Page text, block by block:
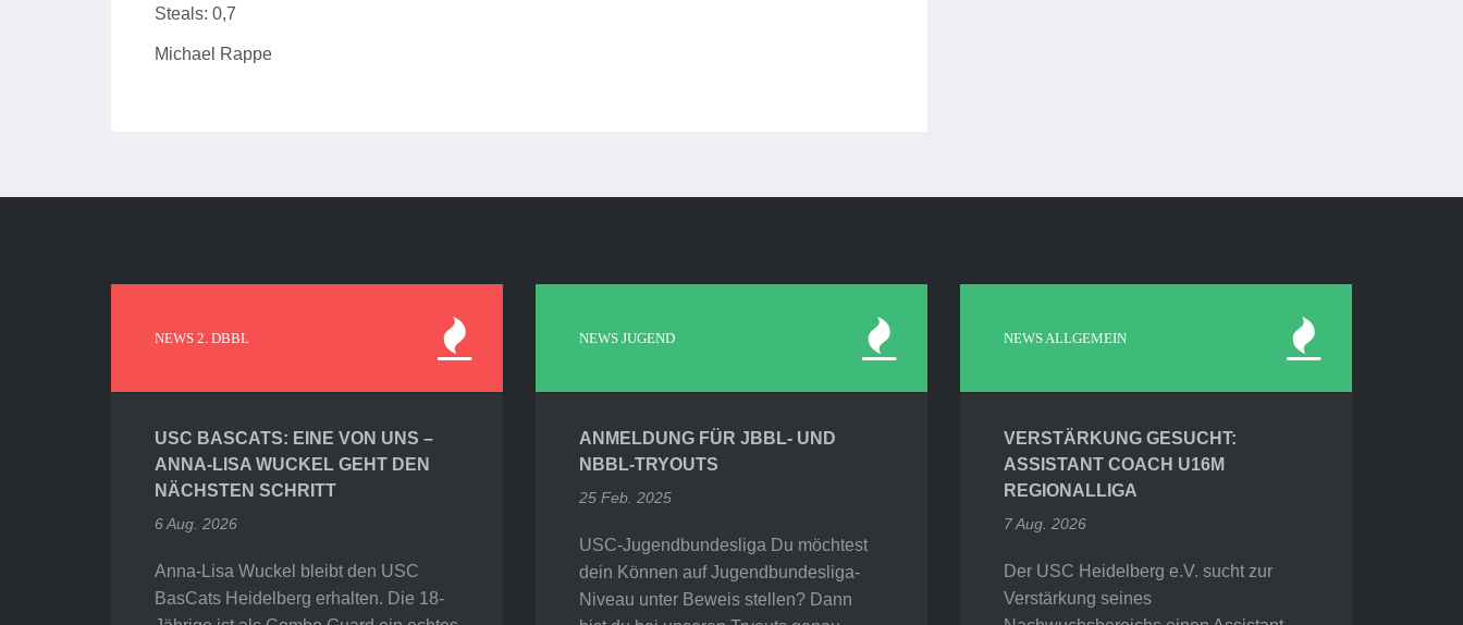
Steals: 0,7
Michael Rappe
NEWS 2. DBBL
USC BASCATS: EINE VON UNS –
ANNA-LISA WUCKEL GEHT DEN
NÄCHSTEN SCHRITT
6 Aug. 2026
Anna-Lisa Wuckel bleibt den USC
BasCats Heidelberg erhalten. Die 18-
NEWS JUGEND
ANMELDUNG FÜR JBBL- UND
NBBL-TRYOUTS
25 Feb. 2025
USC-Jugendbundesliga Du möchtest
dein Können auf Jugendbundesliga-
Niveau unter Beweis stellen? Dann
NEWS ALLGEMEIN
VERSTÄRKUNG GESUCHT:
ASSISTANT COACH U16M
REGIONALLIGA
7 Aug. 2026
Der USC Heidelberg e.V. sucht zur
Verstärkung seines